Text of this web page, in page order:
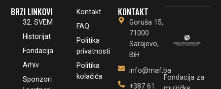
Fondacija za
BRZI LINKOVI
32. SVEM
Historijat
Fondacija
Arhiv
Sponzori
Kontakt
FAQ
Politika
privatnosti
Politika
kolačića
KONTAKT
Goruša 15,
71000
Sarajevo,
BiH
info@maf.ba
+387 61